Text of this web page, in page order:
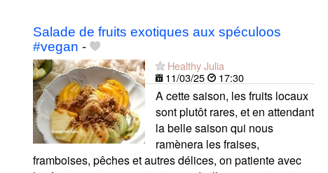
Salade de fruits exotiques aux spéculoos
#vegan -
Healthy Julia
11/03/25
17:30
A cette saison, les fruits locaux
sont plutôt rares, et en attendant
la belle saison qui nous
ramènera les fraises,
framboises, pêches et autres délices, on patiente avec